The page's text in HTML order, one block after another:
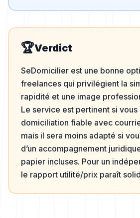
🏆Verdict
SeDomicilier est une bonne
freelances qui privilégient la
rapidité et une image
Le service est pertinent si
domiciliation fiable avec
mais il sera moins adapté si
d’un accompagnement
papier incluses. Pour un
le rapport utilité/prix paraît